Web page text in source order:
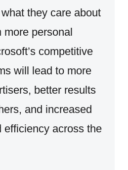
they care about
more personal
competitive
will lead to more
better results
and increased
efficiency across the